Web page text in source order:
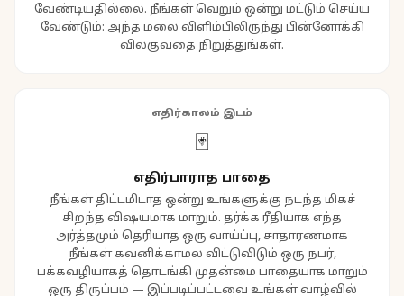
வேண்டியதில்லை. நீங்கள் வெறும் ஒன்று மட்டும் செய்ய
வேண்டும்: அந்த மலை விளிம்பிலிருந்து பின்னோக்கி
விலகுவதை நிறுத்துங்கள்.
எதிர்காலம் இடம்
🃏
எதிர்பாராத பாதை
நீங்கள் திட்டமிடாத ஒன்று உங்களுக்கு நடந்த மிகச்
சிறந்த விஷயமாக மாறும். தர்க்க ரீதியாக எந்த
அர்த்தமும் தெரியாத ஒரு வாய்ப்பு, சாதாரணமாக
நீங்கள் கவனிக்காமல் விட்டுவிடும் ஒரு நபர்,
பக்கவழியாகத் தொடங்கி முதன்மை பாதையாக மாறும்
ஒரு திருப்பம் — இப்படிப்பட்டவை உங்கள் வாழ்வில்